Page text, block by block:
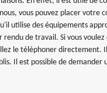
vous pouvez placer votre
utilise des équipements
de travail. Si vous
le téléphoner directement.
Il est possible de demander